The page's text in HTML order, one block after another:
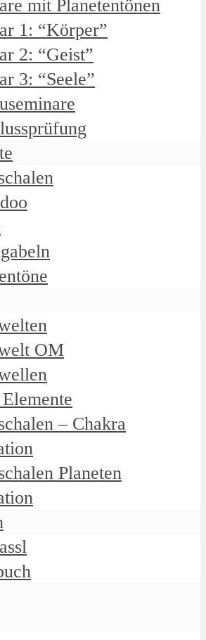
mit Planetentönen
1: “Körper”
2: “Geist”
3: “Seele”
OM
– Chakra
Planeten